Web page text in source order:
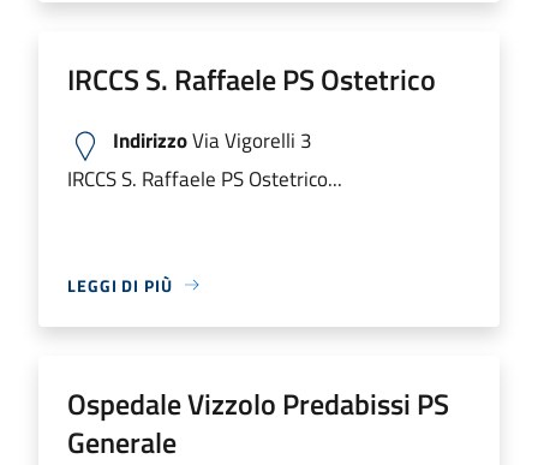
IRCCS S. Raffaele PS Ostetrico
IndirizzoVia Vigorelli 3
IRCCS S. Raffaele PS Ostetrico...
LEGGI DI PIÙ
Ospedale Vizzolo Predabissi PS
Generale